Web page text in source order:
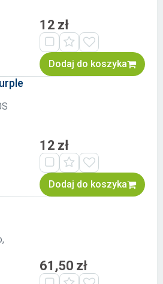
12 zł
Dodaj do koszyka
12 zł
Dodaj do koszyka
61,50 zł